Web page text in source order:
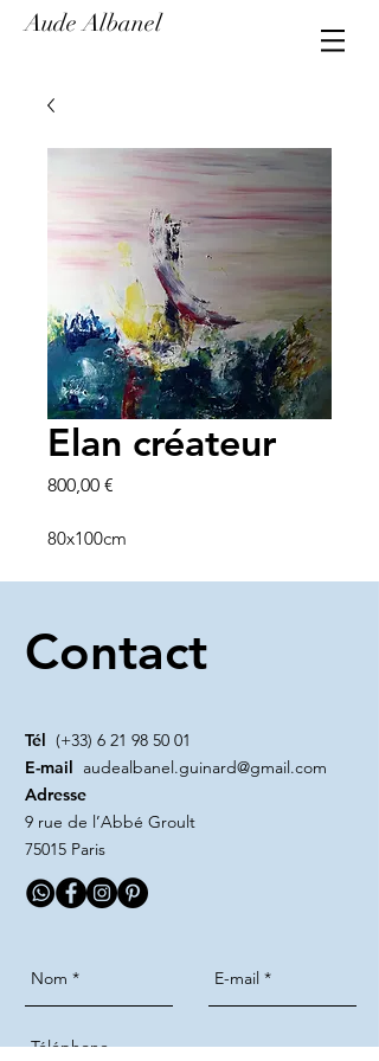
Aude Albanel
Elan créateur
800,00 €
80x100cm
Contact
Tél (+33) 6 21 98 50 01
E-mail audealbanel.guinard@gmail.com
Adresse
9 rue de l’Abbé Groult
75015 Paris